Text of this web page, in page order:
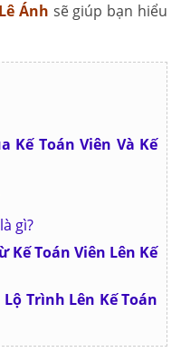
Ánh sẽ giúp bạn hiểu
Kế Toán Viên Và Kế
gì?
Kế Toán Viên Lên Kế
Trình Lên Kế Toán